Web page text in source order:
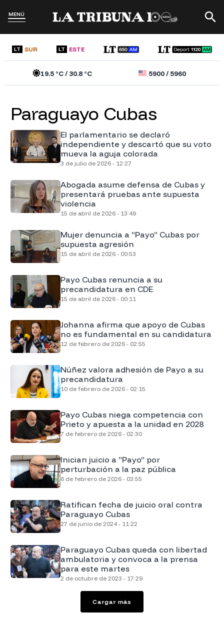
MENÚ
LT SUR LT ESTE
19.5°C /30.8°C 5900/5960
Paraguayo Cubas
El parlamentario se declaró
independiente y descartó que su voto
mueva la aguja colorada
3 de julio de 2026 - 12:27
Abogada asume defensa de Cubas y
presentará pruebas ante supuesta
violencia
15 de abril de 2026 - 13:49
Mujer denuncia a “Payo” Cubas por
supuesta agresión
15 de abril de 2026 - 00:53
Payo Cubas renuncia a su
precandidatura en CDE
15 de abril de 2026 - 00:11
Johanna afirma que apoyo de Cubas
no es fundamental en su candidatura
12 de febrero de 2026 - 02:55
Núñez valora adhesión de Payo a su
precandidatura
10 de febrero de 2026 - 02:15
Payo Cubas niega competencia con
Prieto y apuesta a la unidad en 2028
7 de febrero de 2026 - 02:30
Inician juicio a “Payo” por
perturbación a la paz pública
6 de febrero de 2026 - 03:55
Ratifican fecha de juicio oral contra
Paraguayo Cubas
27 de junio de 2024 - 11:22
Paraguayo Cubas queda con libertad
ambulatoria y convoca a la prensa
para este martes
2 de octubre de 2023 - 17:29
Cargar más